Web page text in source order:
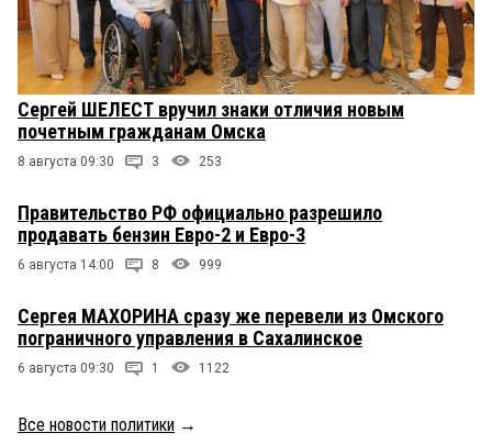
Сергей ШЕЛЕСТ вручил знаки отличия новым
почетным гражданам Омска
8 августа 09:30 3 253
Правительство РФ официально разрешило
продавать бензин Евро-2 и Евро-3
6 августа 14:00 8 999
Сергея МАХОРИНА сразу же перевели из Омского
пограничного управления в Сахалинское
6 августа 09:30 1 1122
Все новости политики →